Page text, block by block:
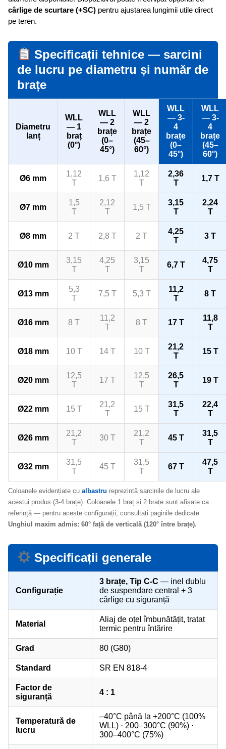
cârlige de scurtare (+SC) pentru ajustarea lungimii utile direct
pe teren.
Specificații tehnice — sarcini
de lucru pe diametru și număr de
brațe
Diametru
lanț
WLL
— 1
braț
(0°)
WLL
— 2
brațe
(0–
45°)
WLL
— 2
brațe
(45–
60°)
WLL
— 3-
4
brațe
(0–
45°)
WLL
— 3-
4
brațe
(45–
60°)
Ø6 mm
1,12
T
1,6 T
1,12
T
2,36
T
1,7 T
Ø7 mm
1,5
T
2,12
T
1,5 T
3,15
T
2,24
T
Ø8 mm 2 T 2,8 T 2 T
4,25
T
3 T
Ø10 mm
3,15
T
4,25
T
3,15
T
6,7 T
4,75
T
Ø13 mm
5,3
T
7,5 T 5,3 T
11,2
T
8 T
Ø16 mm 8 T
11,2
T
8 T 17 T
11,8
T
Ø18 mm 10 T 14 T 10 T
21,2
T
15 T
Ø20 mm
12,5
T
17 T
12,5
T
26,5
T
19 T
Ø22 mm 15 T
21,2
T
15 T
31,5
T
22,4
T
Ø26 mm
21,2
T
30 T
21,2
T
45 T
31,5
T
Ø32 mm
31,5
T
45 T
31,5
T
67 T
47,5
T
Coloanele evidențiate cu albastru reprezintă sarcinile de lucru ale
acestui produs (3-4 brațe). Coloanele 1 braț și 2 brațe sunt afișate ca
referință — pentru aceste configurații, consultați paginile dedicate.
Unghiul maxim admis: 60° față de verticală (120° între brațe).
Specificații generale
Configurație
3 brațe, Tip C-C — inel dublu
de suspendare central + 3
cârlige cu siguranță
Material
Aliaj de oțel îmbunătățit, tratat
termic pentru întărire
Grad 80 (G80)
Standard SR EN 818-4
Factor de
siguranță
4 : 1
Temperatură de
lucru
–40°C până la +200°C (100%
WLL) · 200–300°C (90%) ·
300–400°C (75%)